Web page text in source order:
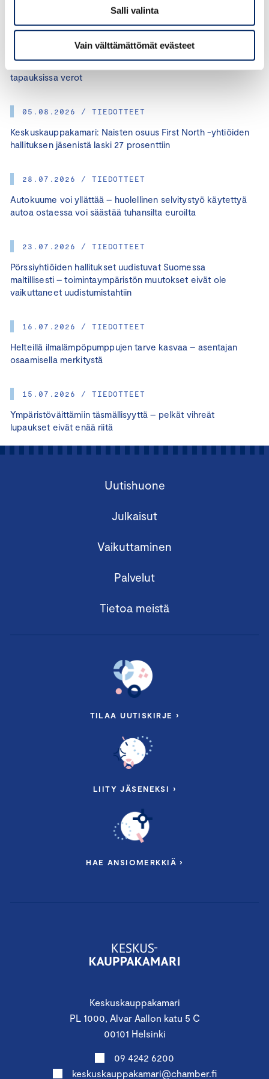
Salli valinta
Vain välttämättömät evästeet
07.08.2026 / TIEDOTTEET
Keskuskauppakamari: Moni ei tiedä, että poimituista
marjoista tai pullopanteista pitää maksaa tietyissä
tapauksissa verot
05.08.2026 / TIEDOTTEET
Keskuskauppakamari: Naisten osuus First North -yhtiöiden
hallituksen jäsenistä laski 27 prosenttiin
28.07.2026 / TIEDOTTEET
Autokuume voi yllättää – huolellinen selvitystyö käytettyä
autoa ostaessa voi säästää tuhansilta euroilta
23.07.2026 / TIEDOTTEET
Pörssiyhtiöiden hallitukset uudistuvat Suomessa
maltillisesti – toimintaympäristön muutokset eivät ole
vaikuttaneet uudistumistahtiin
16.07.2026 / TIEDOTTEET
Helteillä ilmalämpöpumppujen tarve kasvaa – asentajan
osaamisella merkitystä
15.07.2026 / TIEDOTTEET
Ympäristöväittämiin täsmällisyyttä – pelkät vihreät
lupaukset eivät enää riitä
Keskuskauppakamari
PL 1000, Alvar Aallon katu 5 C
00101 Helsinki
09 4242 6200
keskuskauppakamari@chamber.fi
Uutishuone
Julkaisut
Vaikuttaminen
Palvelut
Tietoa meistä
TILAA UUTISKIRJE ›
LIITY JÄSENEKSI ›
HAE ANSIOMERKKIÄ ›